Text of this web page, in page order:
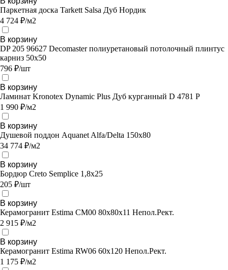
Паркетная доска Tarkett Salsa Дуб Нордик
4 724 ₽/м2
В корзину
DP 205 96627 Decomaster полиуретановый потолочный плинтус
карниз 50х50
796 ₽/шт
В корзину
Ламинат Kronotex Dynamic Plus Дуб курганный D 4781 P
1 990 ₽/м2
В корзину
Душевой поддон Aquanet Alfa/Delta 150х80
34 774 ₽/м2
В корзину
Бордюр Creto Semplice 1,8х25
205 ₽/шт
В корзину
Керамогранит Estima CM00 80x80x11 Непол.Рект.
2 915 ₽/м2
В корзину
Керамогранит Estima RW06 60x120 Непол.Рект.
1 175 ₽/м2